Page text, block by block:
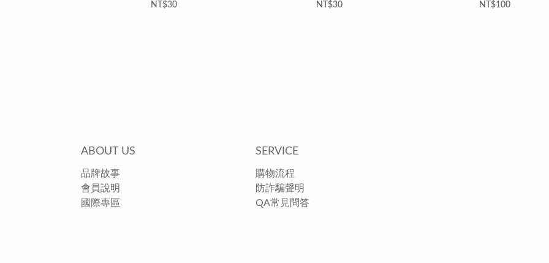
NT$30 NT$30 NT$100
ABOUT US
品牌故事
會員說明
國際專區
SERVICE
購物流程
防詐騙聲明
QA常見問答